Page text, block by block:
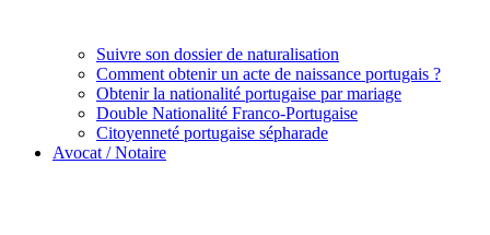
Suivre son dossier de naturalisation
Comment obtenir un acte de naissance portugais ?
Obtenir la nationalité portugaise par mariage
Double Nationalité Franco-Portugaise
Citoyenneté portugaise sépharade
Avocat / Notaire